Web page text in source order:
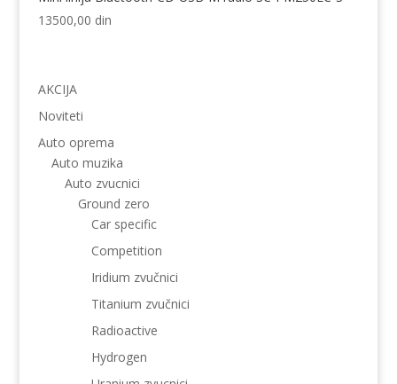
13500,00 din
AKCIJA
Noviteti
Auto oprema
Auto muzika
Auto zvucnici
Ground zero
Car specific
Competition
Iridium zvučnici
Titanium zvučnici
Radioactive
Hydrogen